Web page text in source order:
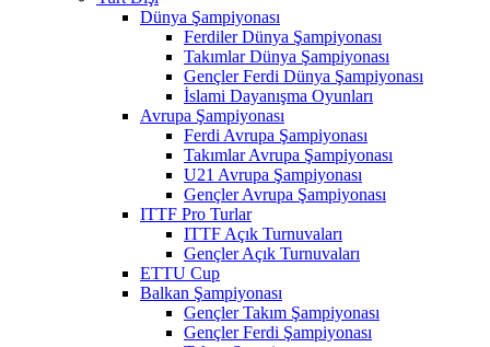
Dünya Şampiyonası
Ferdiler Dünya Şampiyonası
Takımlar Dünya Şampiyonası
Gençler Ferdi Dünya Şampiyonası
İslami Dayanışma Oyunları
Avrupa Şampiyonası
Ferdi Avrupa Şampiyonası
Takımlar Avrupa Şampiyonası
U21 Avrupa Şampiyonası
Gençler Avrupa Şampiyonası
ITTF Pro Turlar
ITTF Açık Turnuvaları
Gençler Açık Turnuvaları
ETTU Cup
Balkan Şampiyonası
Gençler Takım Şampiyonası
Gençler Ferdi Şampiyonası